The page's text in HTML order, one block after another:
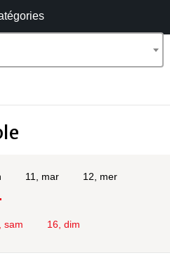
11, mar 12, mer
sam 16, dim